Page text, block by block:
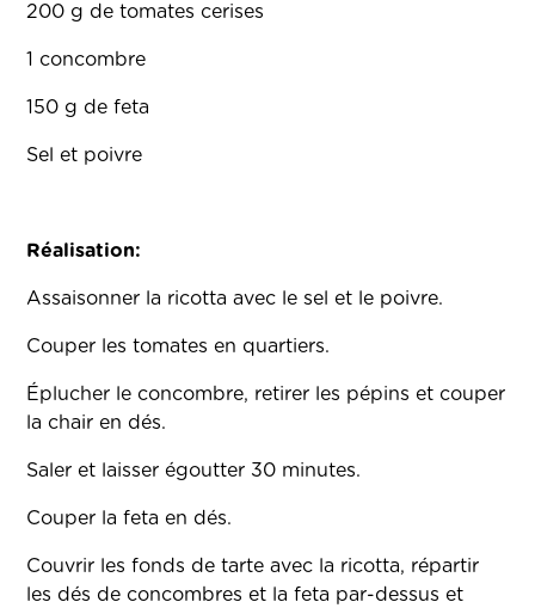
200 g de tomates cerises
1 concombre
150 g de feta
Sel et poivre
Réalisation:
Assaisonner la ricotta avec le sel et le poivre.
Couper les tomates en quartiers.
Éplucher le concombre, retirer les pépins et couper
la chair en dés.
Saler et laisser égoutter 30 minutes.
Couper la feta en dés.
Couvrir les fonds de tarte avec la ricotta, répartir
les dés de concombres et la feta par-dessus et